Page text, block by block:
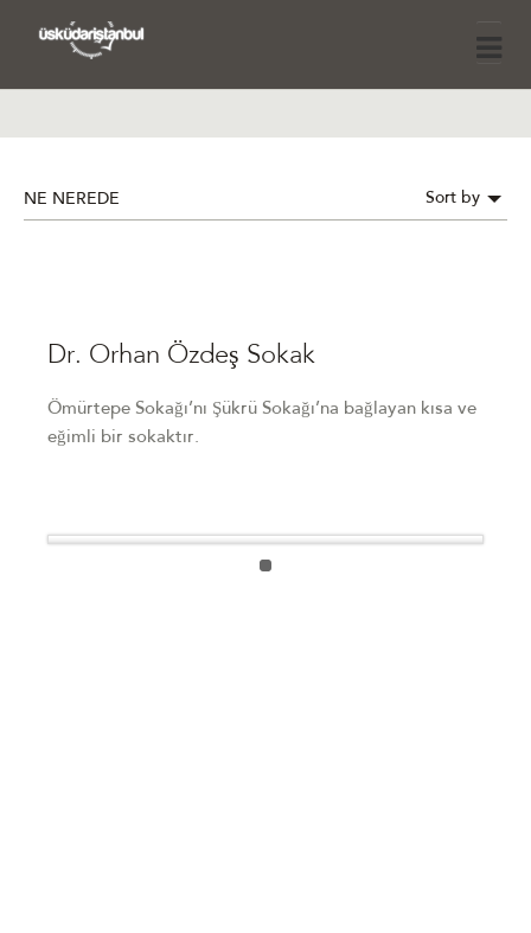
NE NEREDE Sort by
Dr. Orhan Özdeş Sokak
Ömürtepe Sokağı’nı Şükrü Sokağı’na bağlayan kısa ve
eğimli bir sokaktır.